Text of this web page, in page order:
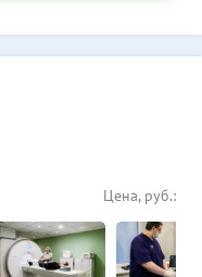
Цена, руб.: